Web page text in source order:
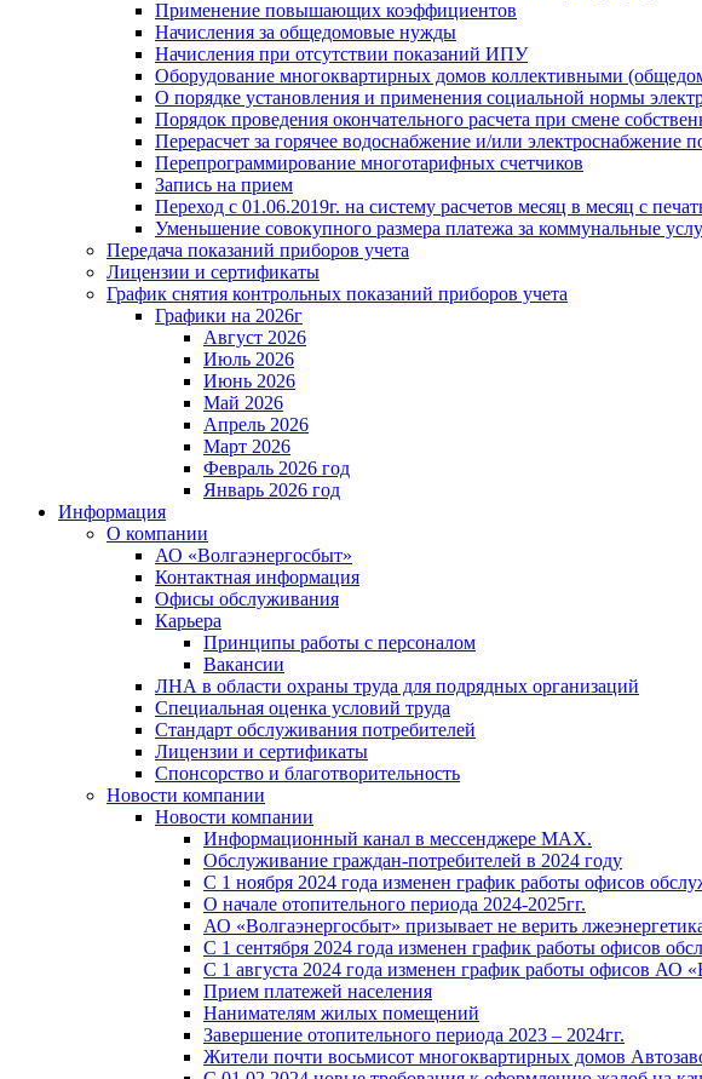
Применение повышающих коэффициентов
Начисления за общедомовые нужды
Начисления при отсутствии показаний ИПУ
Оборудование многоквартирных домов коллективными
О порядке установления и применения социальной нормы
Порядок проведения окончательного расчета при смене
Перерасчет за горячее водоснабжение и/или электроснабжение
Перепрограммирование многотарифных счетчиков
Запись на прием
Переход с 01.06.2019г. на систему расчетов месяц в месяц с
Уменьшение совокупного размера платежа за коммунальные
Передача показаний приборов учета
Лицензии и сертификаты
График снятия контрольных показаний приборов учета
Графики на 2026г
Август 2026
Июль 2026
Июнь 2026
Май 2026
Апрель 2026
Март 2026
Февраль 2026 год
Январь 2026 год
Информация
О компании
АО «Волгаэнергосбыт»
Контактная информация
Офисы обслуживания
Карьера
Принципы работы с персоналом
Вакансии
ЛНА в области охраны труда для подрядных организаций
Специальная оценка условий труда
Стандарт обслуживания потребителей
Лицензии и сертификаты
Спонсорство и благотворительность
Новости компании
Новости компании
Информационный канал в мессенджере MAX.
Обслуживание граждан-потребителей в 2024 году
С 1 ноября 2024 года изменен график работы офисов
О начале отопительного периода 2024-2025гг.
АО «Волгаэнергосбыт» призывает не верить
С 1 сентября 2024 года изменен график работы офисов
С 1 августа 2024 года изменен график работы офисов АО
Прием платежей населения
Нанимателям жилых помещений
Завершение отопительного периода 2023 – 2024гг.
Жители почти восьмисот многоквартирных домов